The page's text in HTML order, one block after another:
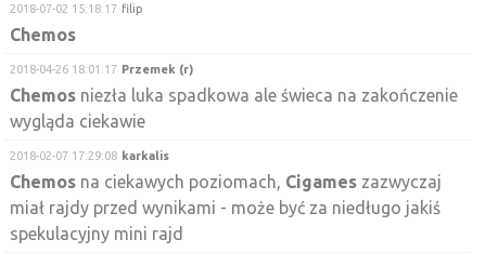
2018-07-02 15:18:17 filip
Chemos
2018-04-26 18:01:17 Przemek (r)
Chemos niezła luka spadkowa ale świeca na zakończenie
wygląda ciekawie
2018-02-07 17:29:08 karkalis
Chemos na ciekawych poziomach, Cigames zazwyczaj
miał rajdy przed wynikami - może być za niedługo jakiś
spekulacyjny mini rajd